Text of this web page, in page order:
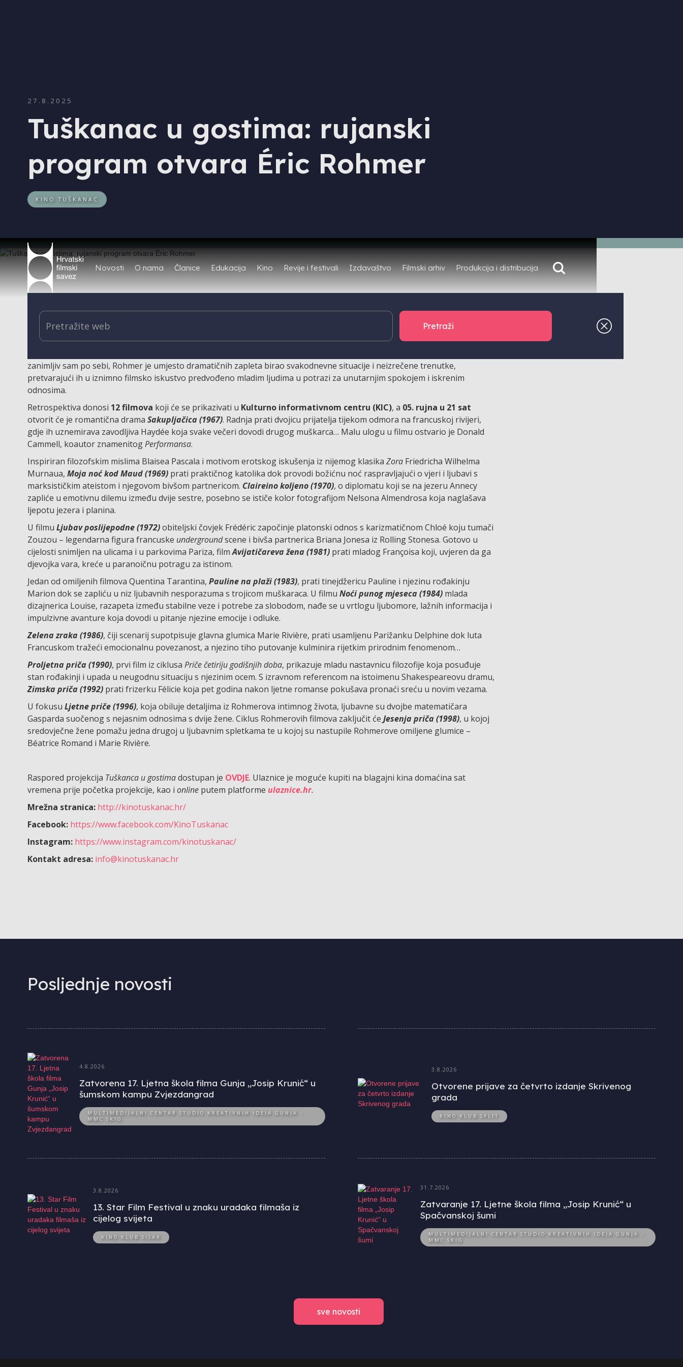
27.8.2025
Tuškanac u gostima: rujanski
program otvara Éric Rohmer
KINO TUŠKANAC
Novosti O nama Članice Edukacija Kino Revije i festivali Izdavaštvo Filmski arhiv Produkcija i distribucija
U KIC-u pogledajte filmove francuskog novog vala među kojima su Sakupljačica, Claireino koljeno, Pauline na plaži,…
Prvi rujanski ciklusTuškanca u gostimapočinjepričama o ljubavi i požudiÉrica Rohmera– jednog od ključnih autora
zanimljiv sam po sebi, Rohmer je umjesto dramatičnih zapleta birao svakodnevne situacije i neizrečene trenutke,
pretvarajući ih u iznimno filmsko iskustvo predvođeno mladim ljudima u potrazi za unutarnjim spokojem i iskrenim
odnosima.
Retrospektiva donosi 12 filmova koji će se prikazivati u Kulturno informativnom centru (KIC), a 05. rujna u 21 sat
otvorit će je romantična drama Sakupljačica (1967). Radnja prati dvojicu prijatelja tijekom odmora na francuskoj rivijeri,
gdje ih uznemirava zavodljiva Haydée koja svake večeri dovodi drugog muškarca… Malu ulogu u filmu ostvario je Donald
Cammell, koautor znamenitogPerformansa.
Inspiriran filozofskim mislima Blaisea Pascala i motivom erotskog iskušenja iz nijemog klasika ZoraFriedricha Wilhelma
Murnaua, Moja noć kod Maud (1969)prati praktičnog katolika dok provodi božićnu noć raspravljajući o vjeri i ljubavi s
marksističkim ateistom i njegovom bivšom partnericom. Claireino koljeno (1970), o diplomatu koji se na jezeru Annecy
zapliće u emotivnu dilemu između dvije sestre, posebno se ističe kolor fotografijom Nelsona Almendrosa koja naglašava
ljepotu jezera i planina.
U filmu Ljubav poslijepodne (1972)obiteljski čovjek Frédéric započinje platonski odnos s karizmatičnom Chloé koju tumači
Zouzou – legendarna figura francuske undergroundscene i bivša partnerica Briana Jonesa iz Rolling Stonesa. Gotovo u
cijelosti snimljen na ulicama i u parkovima Pariza, filmAvijatičareva žena (1981)prati mladog Françoisa koji, uvjeren da ga
djevojka vara, kreće u paranoičnu potragu za istinom.
Jedan od omiljenih filmova Quentina Tarantina, Pauline na plaži (1983), prati tinejdžericu Pauline i njezinu rođakinju
Marion dok se zapliću u niz ljubavnih nesporazuma s trojicom muškaraca. U filmu Noći punog mjeseca (1984)mlada
dizajnerica Louise, razapeta između stabilne veze i potrebe za slobodom, nađe se u vrtlogu ljubomore, lažnih informacija i
impulzivne avanture koja dovodi u pitanje njezine emocije i odluke.
Zelena zraka (1986), čiji scenarij supotpisuje glavna glumica Marie Rivière, prati usamljenu Parižanku Delphine dok luta
Francuskom tražeći emocionalnu povezanost, a njezino tiho putovanje kulminira rijetkim prirodnim fenomenom…
Proljetna priča (1990), prvi film iz ciklusa Priče četiriju godišnjih doba, prikazuje mladu nastavnicu filozofije koja posuđuje
stan rođakinji i upada u neugodnu situaciju s njezinim ocem. S izravnom referencom na istoimenu Shakespeareovu dramu,
Zimska priča (1992) prati frizerku Félicie koja pet godina nakon ljetne romanse pokušava pronaći sreću u novim vezama.
U fokusu Ljetne priče (1996), koja obiluje detaljima iz Rohmerova intimnog života, ljubavne su dvojbe matematičara
Gasparda suočenog s nejasnim odnosima s dvije žene. Ciklus Rohmerovih filmova zaključit će Jesenja priča (1998), u kojoj
sredovječne žene pomažu jedna drugoj u ljubavnim spletkama te u kojoj su nastupile Rohmerove omiljene glumice –
Béatrice Romand i Marie Rivière.
Raspored projekcija Tuškanca u gostimadostupan je OVDJE. Ulaznice je moguće kupiti na blagajni kina domaćina sat
vremena prije početka projekcije, kao i onlineputem platforme ulaznice.hr.
Mrežna stranica: http://kinotuskanac.hr/
Facebook: https://www.facebook.com/KinoTuskanac
Instagram: https://www.instagram.com/kinotuskanac/
Kontakt adresa: info@kinotuskanac.hr
Posljednje novosti
4.8.2026
Zatvorena 17. Ljetna škola filma Gunja „Josip Krunić“ u
šumskom kampu Zvjezdangrad
MULTIMEDIJALNI CENTAR STUDIO KREATIVNIH IDEJA GUNJA -
MMC SKIG
3.8.2026
Otvorene prijave za četvrto izdanje Skrivenog
grada
KINO KLUB SPLIT
3.8.2026
13. Star Film Festival u znaku uradaka filmaša iz
cijelog svijeta
KINO KLUB SISAK
31.7.2026
Zatvaranje 17. Ljetne škola filma „Josip Krunić“ u
Spačvanskoj šumi
MULTIMEDIJALNI CENTAR STUDIO KREATIVNIH IDEJA GUNJA -
MMC SKIG
sve novosti